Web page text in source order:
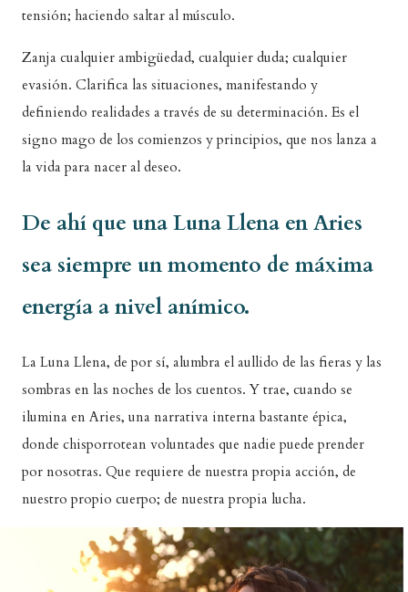
tensión; haciendo saltar al músculo.
Zanja cualquier ambigüedad, cualquier duda; cualquier
evasión. Clarifica las situaciones, manifestando y
definiendo realidades a través de su determinación. Es el
signo mago de los comienzos y principios, que nos lanza a
la vida para nacer al deseo.
De ahí que una Luna Llena en Aries
sea siempre un momento de máxima
energía a nivel anímico.
La Luna Llena, de por sí, alumbra el aullido de las fieras y las
sombras en las noches de los cuentos. Y trae, cuando se
ilumina en Aries, una narrativa interna bastante épica,
donde chisporrotean voluntades que nadie puede prender
por nosotras. Que requiere de nuestra propia acción, de
nuestro propio cuerpo; de nuestra propia lucha.